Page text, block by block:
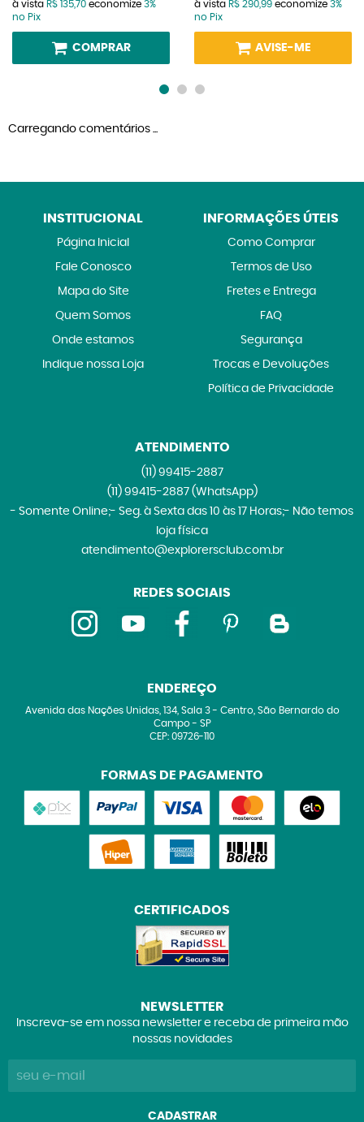
à vista R$ 135,70 economize 3%
no Pix
COMPRAR
à vista R$ 290,99 economize 3%
no Pix
AVISE-ME
Carregando comentários ...
INSTITUCIONAL
Página Inicial
Fale Conosco
Mapa do Site
Quem Somos
Onde estamos
Indique nossa Loja
INFORMAÇÕES ÚTEIS
Como Comprar
Termos de Uso
Fretes e Entrega
FAQ
Segurança
Trocas e Devoluções
Política de Privacidade
ATENDIMENTO
(11)99415-2887
(11)99415-2887 (WhatsApp)
- Somente Online;- Seg. à Sexta das 10 às 17 Horas;- Não temos
loja física
atendimento@explorersclub.com.br
REDES SOCIAIS
ENDEREÇO
Avenida das Nações Unidas, 134, Sala 3- Centro, São Bernardo do
Campo- SP
CEP: 09726-110
FORMAS DE PAGAMENTO
CERTIFICADOS
NEWSLETTER
Inscreva-se em nossa newsletter e receba de primeira mão
nossas novidades
CADASTRAR